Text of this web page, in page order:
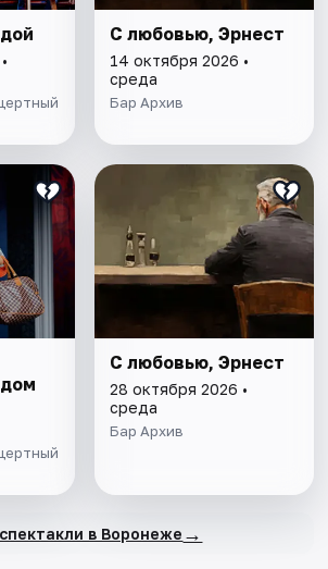
С любовью, Эрнест
14 октября 2026 •
среда
Бар Архив
С любовью, Эрнест
28 октября 2026 •
среда
Бар Архив
в Воронеже →